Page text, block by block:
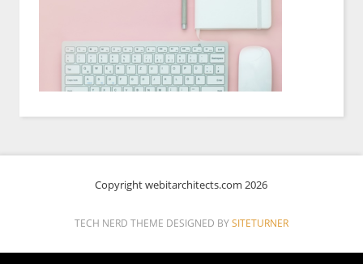
Copyright webitarchitects.com 2026
TECH NERD THEME DESIGNED BY SITETURNER